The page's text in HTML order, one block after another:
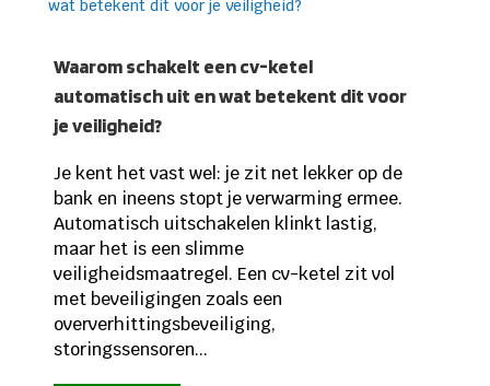
Waarom schakelt een cv-ketel
automatisch uit en wat betekent dit voor
je veiligheid?
Je kent het vast wel: je zit net lekker op de
bank en ineens stopt je verwarming ermee.
Automatisch uitschakelen klinkt lastig,
maar het is een slimme
veiligheidsmaatregel. Een cv-ketel zit vol
met beveiligingen zoals een
oververhittingsbeveiliging,
storingssensoren...